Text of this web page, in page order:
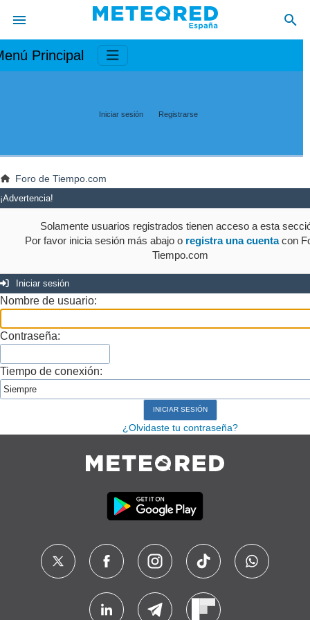
Principal
Iniciar sesión Registrarse
Foro de Tiempo.com
¡Advertencia!
Solamente usuarios registrados tienen acceso a esta
Por favor inicia sesión más abajo o registra una cuentacon
Tiempo.com
Iniciar sesión
Nombre de usuario:
Contraseña:
Tiempo de conexión:
¿Olvidaste tu contraseña?